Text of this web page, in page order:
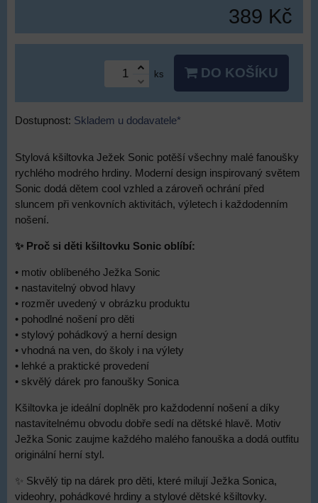
389 Kč
ks DO KOŠÍKU
Dostupnost: Skladem u dodavatele*
Stylová kšiltovka Ježek Sonic potěší všechny malé fanoušky
rychlého modrého hrdiny. Moderní design inspirovaný světem
Sonic dodá dětem cool vzhled a zároveň ochrání před
sluncem při venkovních aktivitách, výletech i každodenním
nošení.
✨ Proč si děti kšiltovku Sonic oblíbí:
• motiv oblíbeného Ježka Sonic
• nastavitelný obvod hlavy
• rozměr uvedený v obrázku produktu
• pohodlné nošení pro děti
• stylový pohádkový a herní design
• vhodná na ven, do školy i na výlety
• lehké a praktické provedení
• skvělý dárek pro fanoušky Sonica
Kšiltovka je ideální doplněk pro každodenní nošení a díky
nastavitelnému obvodu dobře sedí na dětské hlavě. Motiv
Ježka Sonic zaujme každého malého fanouška a dodá outfitu
originální herní styl.
✨ Skvělý tip na dárek pro děti, které milují Ježka Sonica,
videohry, pohádkové hrdiny a stylové dětské kšiltovky.